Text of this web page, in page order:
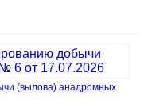
(вылова) анадромных